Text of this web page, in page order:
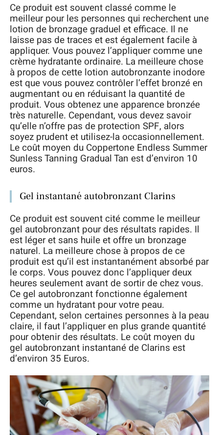
Ce produit est souvent classé comme le
meilleur pour les personnes qui recherchent une
lotion de bronzage graduel et efficace. Il ne
laisse pas de traces et est également facile à
appliquer. Vous pouvez l’appliquer comme une
crème hydratante ordinaire. La meilleure chose
à propos de cette lotion autobronzante inodore
est que vous pouvez contrôler l’effet bronzé en
augmentant ou en réduisant la quantité de
produit. Vous obtenez une apparence bronzée
très naturelle. Cependant, vous devez savoir
qu’elle n’offre pas de protection SPF, alors
soyez prudent et utilisez-la occasionnellement.
Le coût moyen du Coppertone Endless Summer
Sunless Tanning Gradual Tan est d’environ 10
euros.
Gel instantané autobronzant Clarins
Ce produit est souvent cité comme le meilleur
gel autobronzant pour des résultats rapides. Il
est léger et sans huile et offre un bronzage
naturel. La meilleure chose à propos de ce
produit est qu’il est instantanément absorbé par
le corps. Vous pouvez donc l’appliquer deux
heures seulement avant de sortir de chez vous.
Ce gel autobronzant fonctionne également
comme un hydratant pour votre peau.
Cependant, selon certaines personnes à la peau
claire, il faut l’appliquer en plus grande quantité
pour obtenir des résultats. Le coût moyen du
gel autobronzant instantané de Clarins est
d’environ 35 Euros.